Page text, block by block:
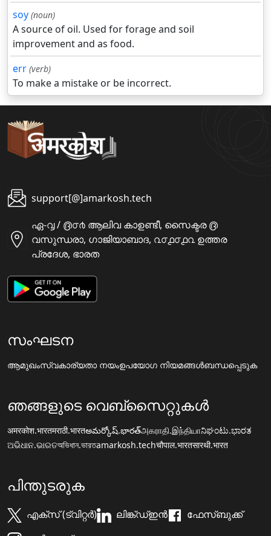
soy (noun)
A source of oil. Used for forage and soil
improvement and as food.
err (verb)
To make a mistake or be incorrect.
support[@]amarkosh.tech
ഏ-൮ / ൫൦൪ ആലിവ കാഉണ്ടീ, സൈക്ടര ൫
വസുന്ധരാ, ഗാജിയാബാദ, ൨൦൧൦൧൨ ഉത്തര
പ്രദേശ, ഭാരത
സംഘടന
ആമുഖംസ്വകാര്യതാ നയംഉപയോഗ നിയമങ്ങൾബന്ധപ്പെടുക
ഞങ്ങളുടെ വെബ്സൈറ്റുകൾ
अमरकोश.भारतमराठी.भारतఅమర్కోష్.భారత్அகராதி.இந்தியாನಿಘಂಟು.ಭಾರತ
ଅଭିଧାନ.ଭାରତঅভিধান.ভারতamarkosh.techचौपाल.भारतसारथी.भारत
പിന്തുടരുക
എക്സ് (ട്വിറ്റർ) ലിങ്ക്ഡ്ഇൻ
ഫേസ്ബുക്ക്